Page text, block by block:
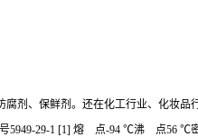
剂、保鲜剂。还在化工行业、化妆品
号5949-29-1 [1] 熔 点-94 ℃沸 点56 ℃